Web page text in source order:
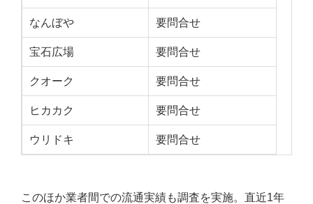
なんぼや 要問合せ
宝石広場 要問合せ
クオーク 要問合せ
ヒカカク 要問合せ
ウリドキ 要問合せ
このほか業者間での流通実績も調査を実施。直近1年